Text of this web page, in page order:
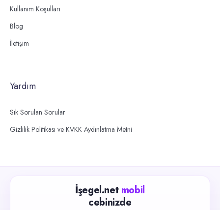
Kullanım Koşulları
Blog
İletişim
Yardım
Sık Sorulan Sorular
Gizlilik Politikası ve KVKK Aydınlatma Metni
İşegel.net mobil
cebinizde